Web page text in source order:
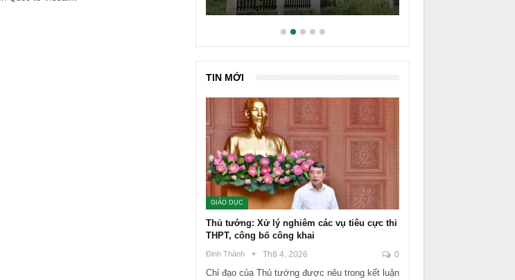
TIN MỚI
GIÁO DỤC
Thủ tướng: Xử lý nghiêm các vụ tiêu cực thi
THPT, công bố công khai
Đinh Thành Th8 4, 2026 0
Chỉ đạo của Thủ tướng được nêu trong kết luận